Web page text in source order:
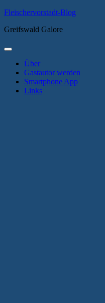
Zum
springen
Fleischervorstadt-Blog
Greifswald Galore
Primäres
Über
Gastautor werden
Smartphone App
Links